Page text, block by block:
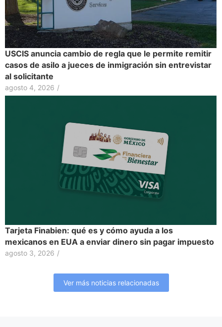
USCIS anuncia cambio de regla que le permite remitir
casos de asilo a jueces de inmigración sin entrevistar
al solicitante
agosto 4, 2026 /
Tarjeta Finabien: qué es y cómo ayuda a los
mexicanos en EUA a enviar dinero sin pagar impuesto
agosto 3, 2026 /
Ver más noticias relacionadas